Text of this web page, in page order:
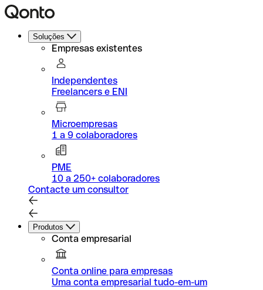
Soluções
Empresas existentes
Independentes
Freelancers e ENI
Microempresas
1 a 9 colaboradores
PME
10 a 250+ colaboradores
Contacte um consultor
Produtos
Conta empresarial
Conta online para empresas
Uma conta empresarial tudo-em-um